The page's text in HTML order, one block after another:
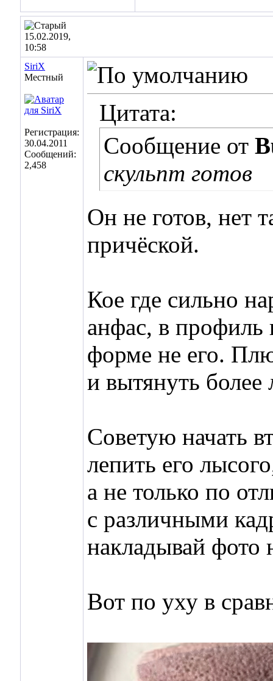
15.02.2019,
10:58
SiriX
Местный
Регистрация:
30.04.2011
Сообщений:
2,458
Цитата:
Сообщение от
скульпт готов
Он не готов, нет
причёской.
Кое где сильно
анфас, в
форме не его.
и вытянуть
Советую начать
лепить его
а не только по
с различными
накладывай
Вот по уху в